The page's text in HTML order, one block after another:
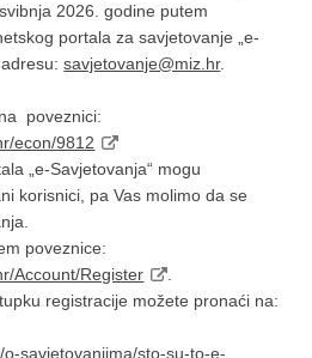
2026. godine putem
portala za savjetovanje „e-
adresu:savjetovanje@miz.hr.
poveznici:
econ/9812
„e-Savjetovanja“ mogu
korisnici, pa Vas molimo da se
poveznice:
Account/Register
registracije možete pronaći na:
savjetovanjima/sto-su-to-e-